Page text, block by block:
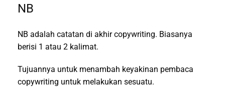
NB
NB adalah catatan di akhir copywriting. Biasanya
berisi 1 atau 2 kalimat.
Tujuannya untuk menambah keyakinan pembaca
copywriting untuk melakukan sesuatu.